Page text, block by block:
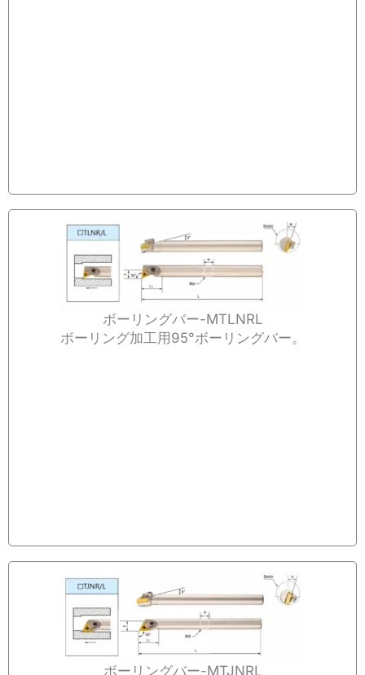
ボーリングバー-MTLNRL
ボーリング加工用95°ボーリングバー。
ボーリングバー-MTJNRL